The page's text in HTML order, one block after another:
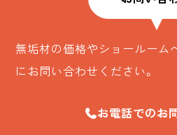
無垢材の価格やショールーム
にお問い合わせください。
お電話でのお